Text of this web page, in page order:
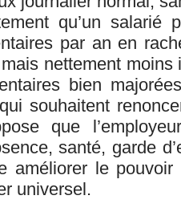
qu’un salarié
par an en
nettement moins
bien
souhaitent
que
santé, garde
améliorer le pouvoir
universel.